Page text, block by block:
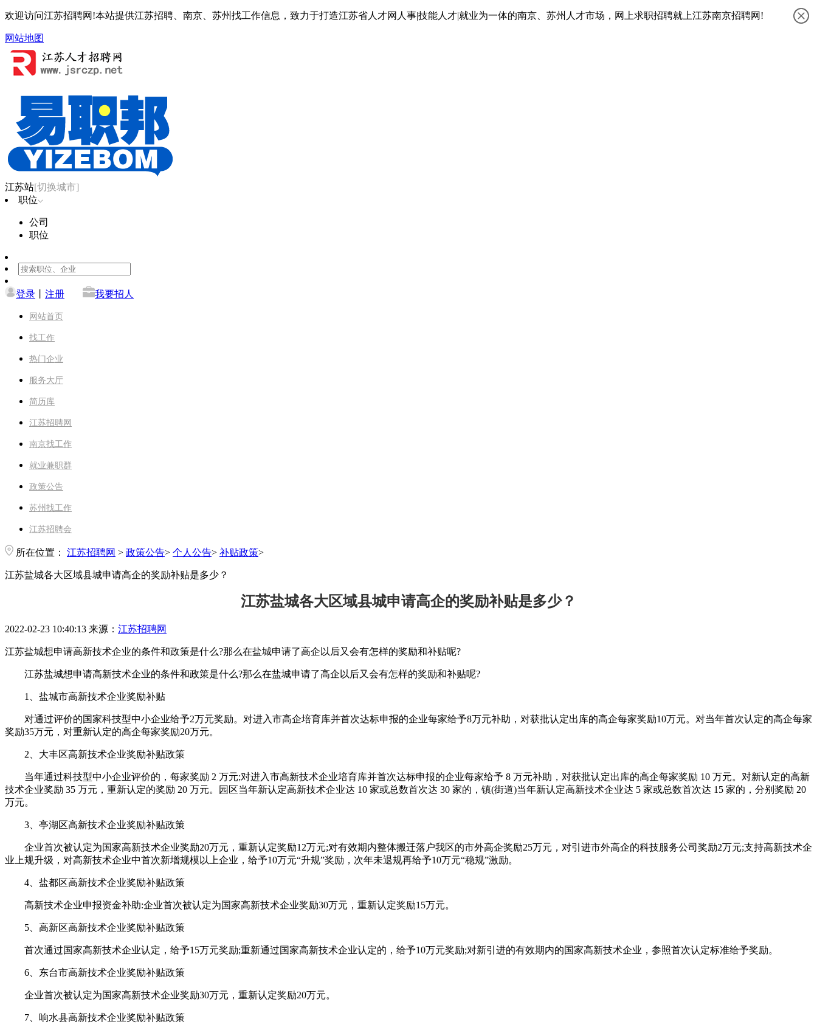
欢迎访问江苏招聘网!本站提供江苏招聘、南京、苏州找工作信息，致力于打造江苏省人才网人事|技能人才|就业为一体的南京、苏州人才市场，网上求职招聘就上江苏南京招聘网!
网站地图
江苏站[切换城市]
职位
公司
职位
登录 注册 我要招人
网站首页
找工作
热门企业
服务大厅
简历库
江苏招聘网
南京找工作
就业兼职群
政策公告
苏州找工作
江苏招聘会
所在位置： 江苏招聘网 > 政策公告> 个人公告> 补贴政策>
江苏盐城各大区域县城申请高企的奖励补贴是多少？
江苏盐城各大区域县城申请高企的奖励补贴是多少？
2022-02-23 10:40:13 来源： 江苏招聘网
江苏盐城想申请高新技术企业的条件和政策是什么?那么在盐城申请了高企以后又会有怎样的奖励和补贴呢?
江苏盐城想申请高新技术企业的条件和政策是什么?那么在盐城申请了高企以后又会有怎样的奖励和补贴呢?
1、盐城市高新技术企业奖励补贴
对通过评价的国家科技型中小企业给予2万元奖励。对进入市高企培育库并首次达标申报的企业每家给予8万元补助，对获批认定出库的高企每家奖励10万元。对当年首次认定的高企每家
奖励35万元，对重新认定的高企每家奖励20万元。
2、大丰区高新技术企业奖励补贴政策
当年通过科技型中小企业评价的，每家奖励 2 万元;对进入市高新技术企业培育库并首次达标申报的企业每家给予 8 万元补助，对获批认定出库的高企每家奖励 10 万元。对新认定的高新
技术企业奖励 35 万元，重新认定的奖励 20 万元。园区当年新认定高新技术企业达 10 家或总数首次达 30 家的，镇(街道)当年新认定高新技术企业达 5 家或总数首次达 15 家的，分别奖励 20
万元。
3、亭湖区高新技术企业奖励补贴政策
企业首次被认定为国家高新技术企业奖励20万元，重新认定奖励12万元;对有效期内整体搬迁落户我区的市外高企奖励25万元，对引进市外高企的科技服务公司奖励2万元;支持高新技术企
业上规升级，对高新技术企业中首次新增规模以上企业，给予10万元“升规”奖励，次年未退规再给予10万元“稳规”激励。
4、盐都区高新技术企业奖励补贴政策
高新技术企业申报资金补助:企业首次被认定为国家高新技术企业奖励30万元，重新认定奖励15万元。
5、高新区高新技术企业奖励补贴政策
首次通过国家高新技术企业认定，给予15万元奖励;重新通过国家高新技术企业认定的，给予10万元奖励;对新引进的有效期内的国家高新技术企业，参照首次认定标准给予奖励。
6、东台市高新技术企业奖励补贴政策
企业首次被认定为国家高新技术企业奖励30万元，重新认定奖励20万元。
7、响水县高新技术企业奖励补贴政策